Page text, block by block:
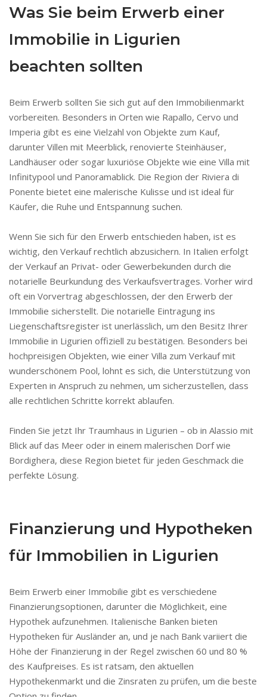
Was Sie beim Erwerb einer
Immobilie in Ligurien
beachten sollten
Beim Erwerb sollten Sie sich gut auf den Immobilienmarkt
vorbereiten. Besonders in Orten wie Rapallo, Cervo und
Imperia gibt es eine Vielzahl von Objekte zum Kauf,
darunter Villen mit Meerblick, renovierte Steinhäuser,
Landhäuser oder sogar luxuriöse Objekte wie eine Villa mit
Infinitypool und Panoramablick. Die Region der Riviera di
Ponente bietet eine malerische Kulisse und ist ideal für
Käufer, die Ruhe und Entspannung suchen.
Wenn Sie sich für den Erwerb entschieden haben, ist es
wichtig, den Verkauf rechtlich abzusichern. In Italien erfolgt
der Verkauf an Privat- oder Gewerbekunden durch die
notarielle Beurkundung des Verkaufsvertrages. Vorher wird
oft ein Vorvertrag abgeschlossen, der den Erwerb der
Immobilie sicherstellt. Die notarielle Eintragung ins
Liegenschaftsregister ist unerlässlich, um den Besitz Ihrer
Immobilie in Ligurien offiziell zu bestätigen. Besonders bei
hochpreisigen Objekten, wie einer Villa zum Verkauf mit
wunderschönem Pool, lohnt es sich, die Unterstützung von
Experten in Anspruch zu nehmen, um sicherzustellen, dass
alle rechtlichen Schritte korrekt ablaufen.
Finden Sie jetzt Ihr Traumhaus in Ligurien – ob in Alassio mit
Blick auf das Meer oder in einem malerischen Dorf wie
Bordighera, diese Region bietet für jeden Geschmack die
perfekte Lösung.
Finanzierung und Hypotheken
für Immobilien in Ligurien
Beim Erwerb einer Immobilie gibt es verschiedene
Finanzierungsoptionen, darunter die Möglichkeit, eine
Hypothek aufzunehmen. Italienische Banken bieten
Hypotheken für Ausländer an, und je nach Bank variiert die
Höhe der Finanzierung in der Regel zwischen 60 und 80 %
des Kaufpreises. Es ist ratsam, den aktuellen
Hypothekenmarkt und die Zinsraten zu prüfen, um die beste